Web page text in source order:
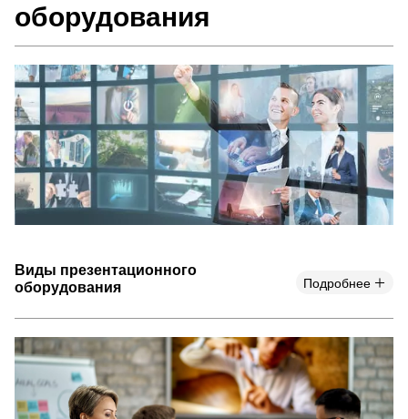
оборудования
Виды презентационного
оборудования
Подробнее